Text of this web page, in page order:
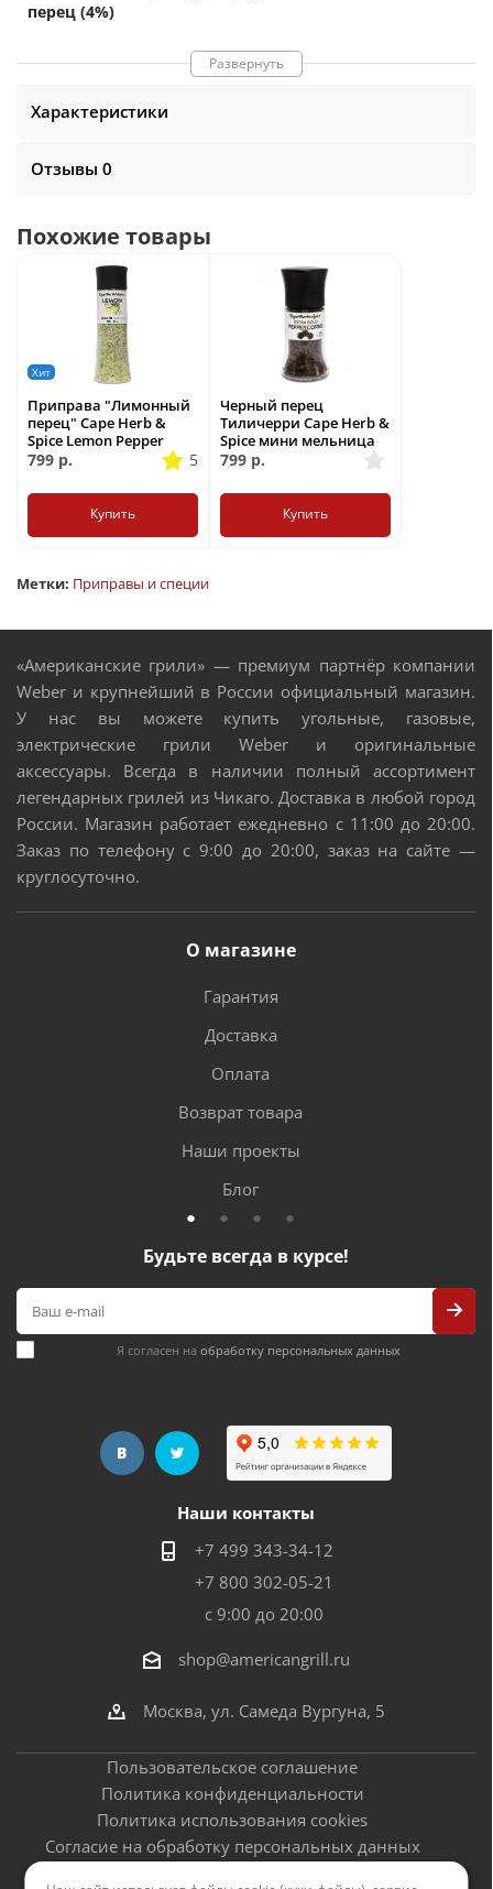
перец (4%)
В100 граммахпродуктасодержится:
Жиры -1.2г
Развернуть
Характеристики
Отзывы 0
Похожие товары
Хит
Приправа "Лимонный
перец" Cape Herb &
Spice Lemon Pepper
799 р. 5
Купить
Черный перец
Тиличерри Cape Herb &
Spice мини мельница
799 р.
Купить
Метки: Приправы и специи
«Американские грили» — премиум партнёр компании
Weber и крупнейший в России официальный магазин.
У нас вы можете купить угольные, газовые,
электрические грили Weber и оригинальные
аксессуары. Всегда в наличии полный ассортимент
легендарных грилей из Чикаго. Доставка в любой город
России. Магазин работает ежедневно с 11:00 до 20:00.
Заказ по телефону с 9:00 до 20:00, заказ на сайте —
круглосуточно.
О магазине
Гарантия
Доставка
Оплата
Возврат товара
Наши проекты
Блог
Будьте всегда в курсе!
Я согласен на обработку персональных данных
Наши контакты
+7 499 343-34-12
+7 800 302-05-21
с 9:00 до 20:00
shop@americangrill.ru
Москва, ул. Самеда Вургуна, 5
Пользовательское соглашение
Политика конфиденциальности
Политика использования cookies
Согласие на обработку персональных данных